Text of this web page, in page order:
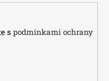
s podmínkami ochrany